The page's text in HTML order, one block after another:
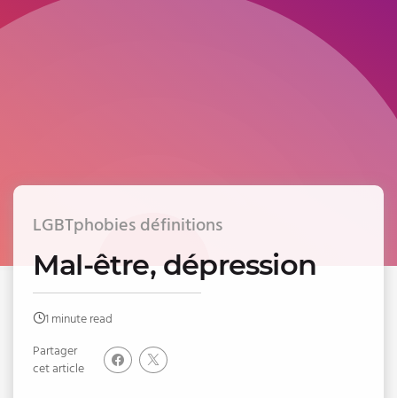
LGBTphobies définitions
Mal-être, dépression
1 minute read
Partager
cet article